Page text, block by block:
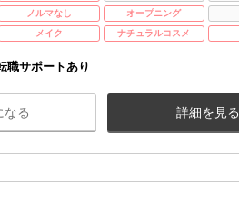
ノルマなし オープニング
メイク ナチュラルコスメ
職サポートあり
なる 詳細を見る